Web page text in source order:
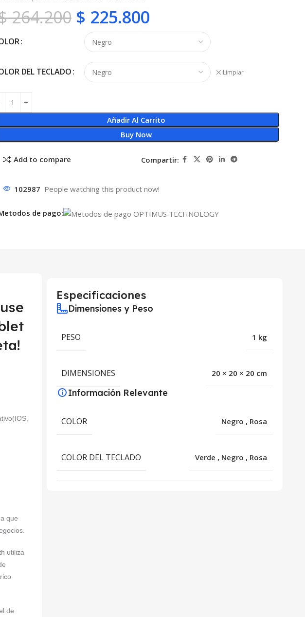
264.200 $ 225.800
DEL TECLADO Limpiar
Añadir Al Carrito
Buy Now
Add to compare Compartir:
102987 People watching this product now!
de pago:
que
utiliza
de
Especificaciones
Dimensiones y Peso
PESO 1 kg
DIMENSIONES 20 × 20 × 20 cm
Información Relevante
COLOR Negro , Rosa
COLOR DEL TECLADO Verde , Negro , Rosa